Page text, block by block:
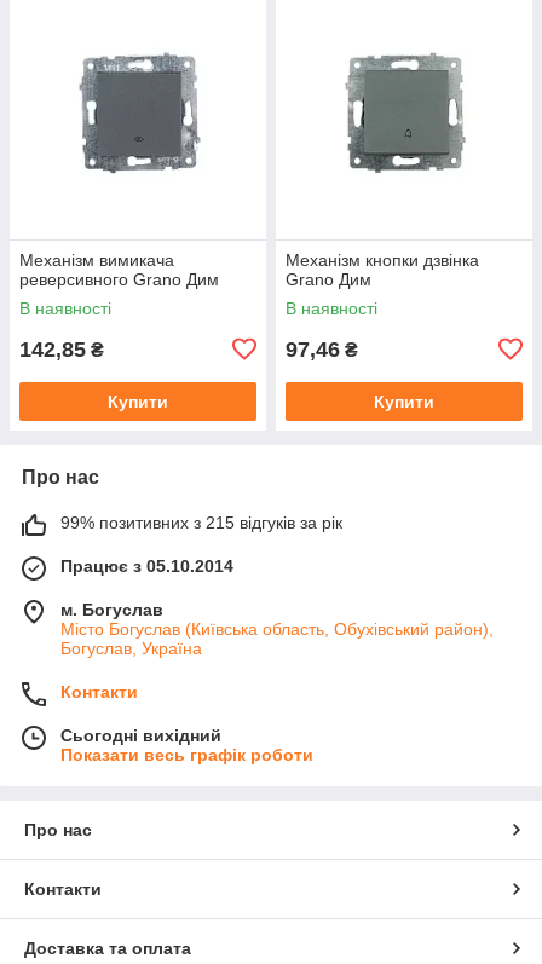
Механізм вимикача
реверсивного Grano Дим
В наявності
142,85 ₴
Купити
Механізм кнопки дзвінка
Grano Дим
В наявності
97,46 ₴
Купити
Про нас
99% позитивних з 215 відгуків за рік
Працює з 05.10.2014
м. Богуслав
Місто Богуслав (Київська область, Обухівський район),
Богуслав, Україна
Контакти
Сьогодні вихідний
Показати весь графік роботи
Про нас
Контакти
Доставка та оплата